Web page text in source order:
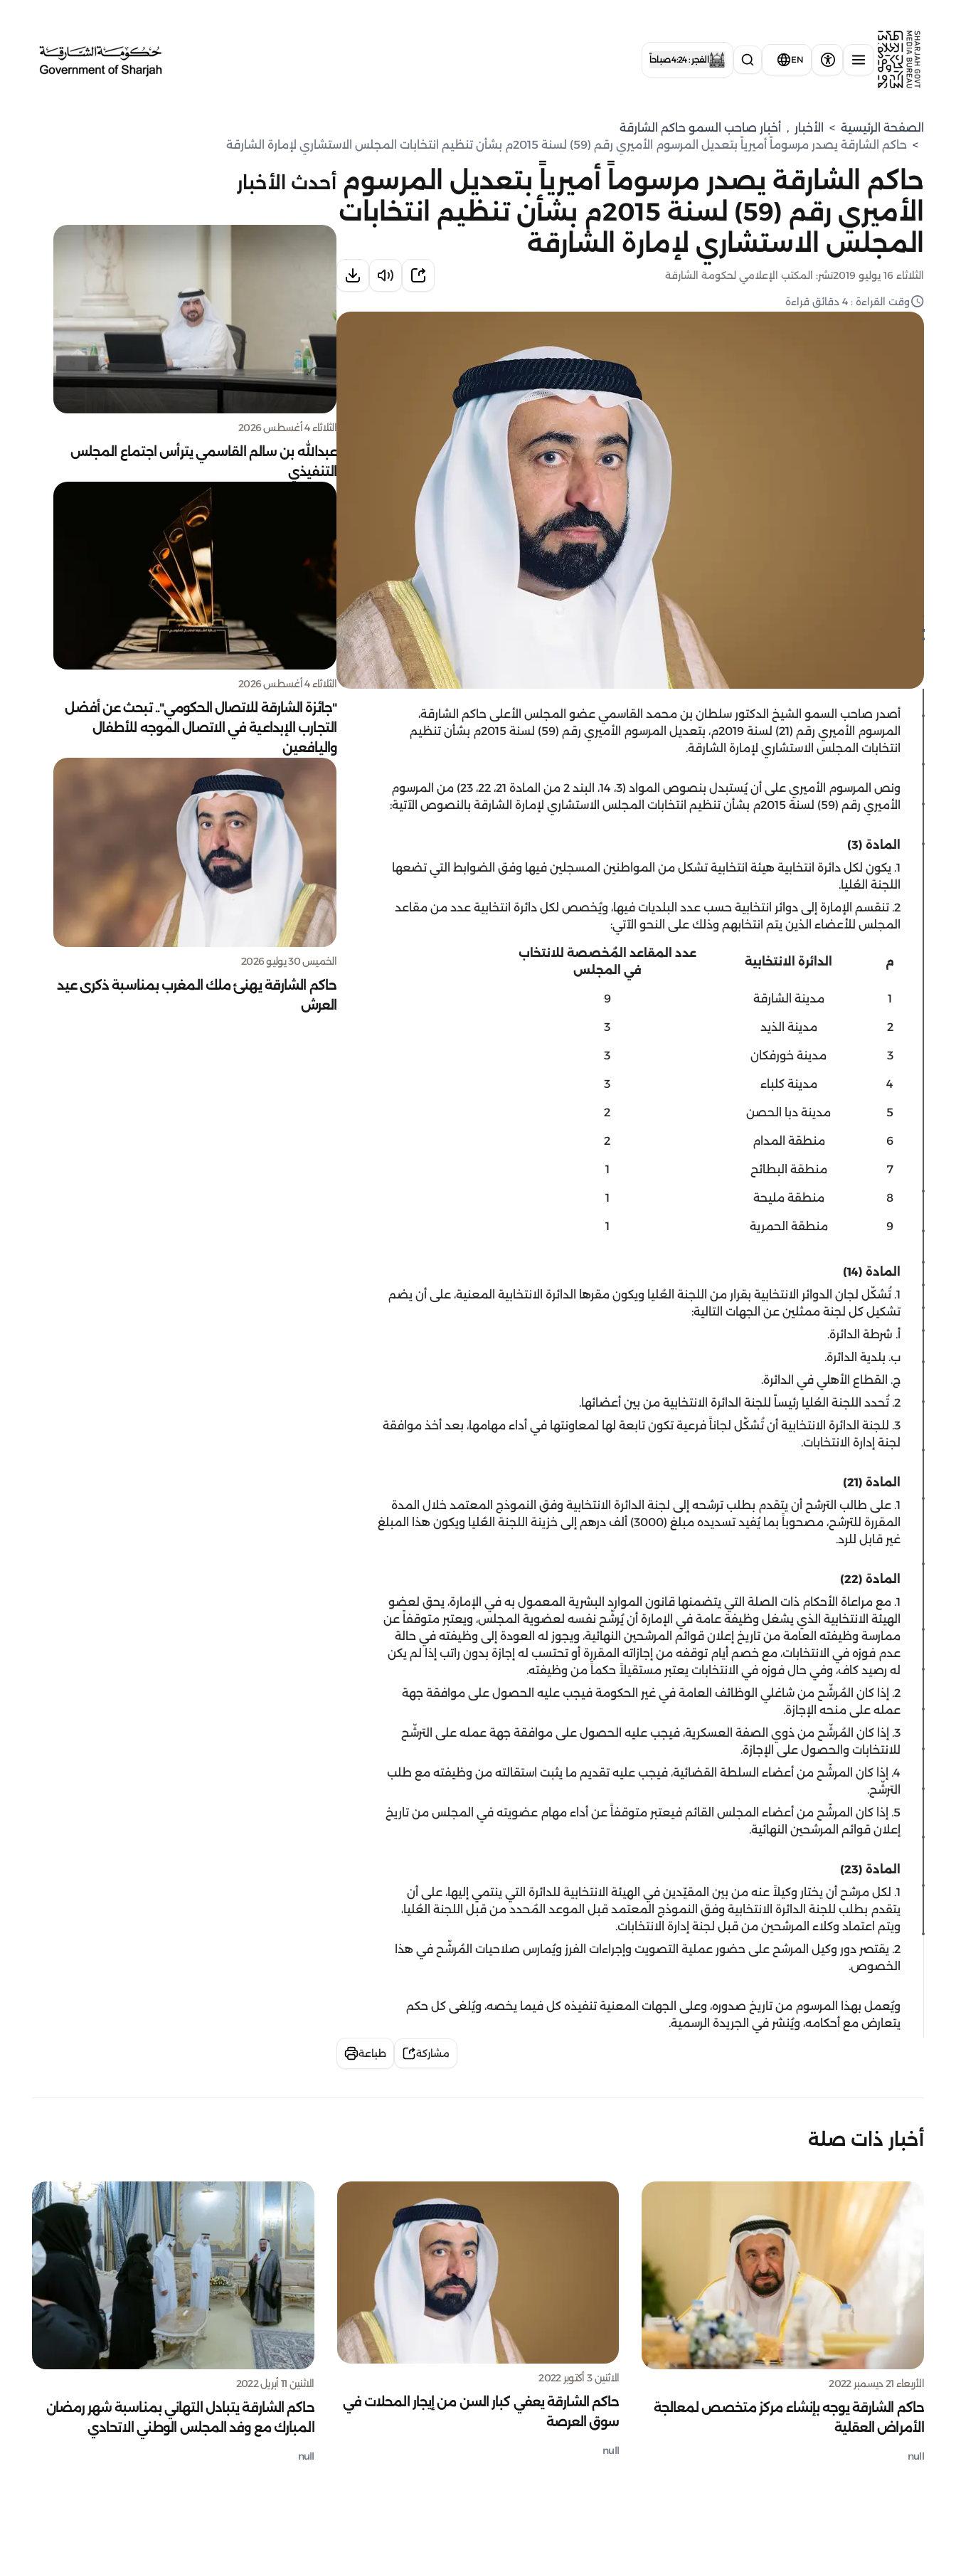
EN الفجر : 4:24 صباحاً
الصفحة الرئيسية > الأخبار , أخبار صاحب السمو حاكم الشارقة
> حاكم الشارقة يصدر مرسوماً أميرياً بتعديل المرسوم الأميري رقم (59) لسنة 2015م بشأن تنظيم انتخابات المجلس الاستشاري لإمارة الشارقة
حاكم الشارقة يصدر مرسوماً أميرياً بتعديل المرسوم
الأميري رقم (59) لسنة 2015م بشأن تنظيم انتخابات
المجلس الاستشاري لإمارة الشارقة
الثلاثاء 16 يوليو 2019 نشر: المكتب الإعلامي لحكومة الشارقة
وقت القراءة : 4 دقائق قراءة
أصدر صاحب السمو الشيخ الدكتور سلطان بن محمد القاسمي عضو المجلس الأعلى حاكم الشارقة،
المرسوم الأميري رقم (21) لسنة 2019م، بتعديل المرسوم الأميري رقم (59) لسنة 2015م بشأن تنظيم
انتخابات المجلس الاستشاري لإمارة الشارقة.
ونص المرسوم الأميري على أن يُستبدل بنصوص المواد (3، 14، البند 2 من المادة 21، 22، 23) من المرسوم
الأميري رقم (59) لسنة 2015م بشأن تنظيم انتخابات المجلس الاستشاري لإمارة الشارقة بالنصوص الآتية:
المادة (3)
1. يكون لكل دائرة انتخابية هيئة انتخابية تشكل من المواطنين المسجلين فيها وفق الضوابط التي تضعها
اللجنة العُليا.
2. تنقسم الإمارة إلى دوائر انتخابية حسب عدد البلديات فيها، ويُخصص لكل دائرة انتخابية عدد من مقاعد
المجلس للأعضاء الذين يتم انتخابهم وذلك على النحو الآتي:
م الدائرة الانتخابية
عدد المقاعد المُخصصة للانتخاب
في المجلس
1 مدينة الشارقة 9
2 مدينة الذيد 3
3 مدينة خورفكان 3
4 مدينة كلباء 3
5 مدينة دبا الحصن 2
6 منطقة المدام 2
7 منطقة البطائح 1
8 منطقة مليحة 1
9 منطقة الحمرية 1
المادة (14)
1. تُشكّل لجان الدوائر الانتخابية بقرار من اللجنة العُليا ويكون مقرها الدائرة الانتخابية المعنية، على أن يضم
تشكيل كل لجنة ممثلين عن الجهات التالية:
أ‌. شرطة الدائرة.
ب‌. بلدية الدائرة.
ج‌. القطاع الأهلي في الدائرة.
2. تُحدد اللجنة العُليا رئيساً للجنة الدائرة الانتخابية من بين أعضائها.
3. للجنة الدائرة الانتخابية أن تُشكّل لجاناً فرعية تكون تابعة لها لمعاونتها في أداء مهامها، بعد أخذ موافقة
لجنة إدارة الانتخابات.
المادة (21)
1. على طالب الترشح أن يتقدم بطلب ترشحه إلى لجنة الدائرة الانتخابية وفق النموذج المعتمد خلال المدة
المقررة للترشح، مصحوباً بما يُفيد تسديده مبلغ (3000) ألف درهم إلى خزينة اللجنة العُليا ويكون هذا المبلغ
غير قابل للرد.
المادة (22)
1. مع مراعاة الأحكام ذات الصلة التي يتضمنها قانون الموارد البشرية المعمول به في الإمارة، يحق لعضو
الهيئة الانتخابية الذي يشغل وظيفة عامة في الإمارة أن يُرشّح نفسه لعضوية المجلس، ويعتبر متوقفاً عن
ممارسة وظيفته العامة من تاريخ إعلان قوائم المرشحين النهائية، ويجوز له العودة إلى وظيفته في حالة
عدم فوزه في الانتخابات، مع خصم أيام توقفه من إجازاته المقررة أو تحتسب له إجازة بدون راتب إذا لم يكن
له رصيد كاف، وفي حال فوزه في الانتخابات يعتبر مستقيلاً حكماً من وظيفته.
2. إذا كان المُرشّح من شاغلي الوظائف العامة في غير الحكومة فيجب عليه الحصول على موافقة جهة
عمله على منحه الإجازة.
3. إذا كان المُرشّح من ذوي الصفة العسكرية، فيجب عليه الحصول على موافقة جهة عمله على الترشّح
للانتخابات والحصول على الإجازة.
4. إذا كان المرشّح من أعضاء السلطة القضائية، فيجب عليه تقديم ما يثبت استقالته من وظيفته مع طلب
الترشّح.
5. إذا كان المرشّح من أعضاء المجلس القائم فيعتبر متوقفاً عن أداء مهام عضويته في المجلس من تاريخ
إعلان قوائم المرشحين النهائية.
المادة (23)
1. لكل مرشح أن يختار وكيلاً عنه من بين المقيّدين في الهيئة الانتخابية للدائرة التي ينتمي إليها، على أن
يتقدم بطلب للجنة الدائرة الانتخابية وفق النموذج المعتمد قبل الموعد المُحدد من قبل اللجنة العُليا،
ويتم اعتماد وكلاء المرشحين من قبل لجنة إدارة الانتخابات.
2. يقتصر دور وكيل المرشح على حضور عملية التصويت وإجراءات الفرز ويُمارس صلاحيات المُرشّح في هذا
الخصوص.
ويُعمل بهذا المرسوم من تاريخ صدوره، وعلى الجهات المعنية تنفيذه كل فيما يخصه، ويُلغى كل حكم
يتعارض مع أحكامه، ويُنشر في الجريدة الرسمية.
مشاركة طباعة
أحدث الأخبار
الثلاثاء 4 أغسطس 2026
عبدالله بن سالم القاسمي يترأس اجتماع المجلس
التنفيذي
الثلاثاء 4 أغسطس 2026
"جائزة الشارقة للاتصال الحكومي".. تبحث عن أفضل
التجارب الإبداعية في الاتصال الموجه للأطفال
واليافعين
الخميس 30 يوليو 2026
حاكم الشارقة يهنئ ملك المغرب بمناسبة ذكرى عيد
العرش
أخبار ذات صلة
الأربعاء 21 ديسمبر 2022
حاكم الشارقة يوجه بإنشاء مركز متخصص لمعالجة
الأمراض العقلية
null
الاثنين 3 أكتوبر 2022
حاكم الشارقة يعفي كبار السن من إيجار المحلات في
سوق العرصة
null
الاثنين 11 أبريل 2022
حاكم الشارقة يتبادل التهاني بمناسبة شهر رمضان
المبارك مع وفد المجلس الوطني الاتحادي
null